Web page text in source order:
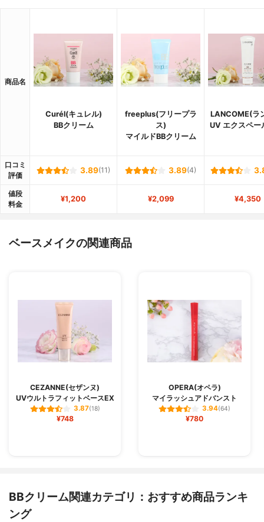
商品名
Curél(キュレル)
BBクリーム
freeplus(フリープラ
ス)
マイルドBBクリーム
LANCOME(ラ
UV エクスペー
口コミ
評価
3.89(11) 3.89(4)
値段
料金
¥1,200 ¥2,099 ¥4,350
ベースメイクの関連商品
CEZANNE(セザンヌ)
UVウルトラフィットベースEX
3.87(18)
¥748
OPERA(オペラ)
マイラッシュアドバンスト
3.94(64)
¥780
BBクリーム関連カテゴリ：おすすめ商品ランキ
ング